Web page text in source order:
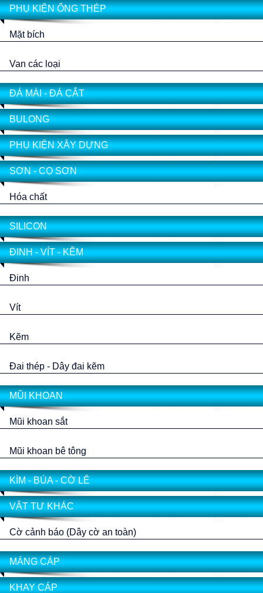
PHỤ KIỆN ỐNG THÉP
Mặt bích
Van các loại
ĐÁ MÀI - ĐÁ CẮT
BULONG
PHỤ KIỆN XÂY DỰNG
SƠN - CỌ SƠN
Hóa chất
SILICON
ĐINH - VÍT - KẼM
Đinh
Vít
Kẽm
Đai thép - Dây đai kẽm
MŨI KHOAN
Mũi khoan sắt
Mũi khoan bê tông
KÌM - BÚA - CỜ LÊ
VẬT TƯ KHÁC
Cờ cảnh báo (Dây cờ an toàn)
MÁNG CÁP
KHAY CÁP